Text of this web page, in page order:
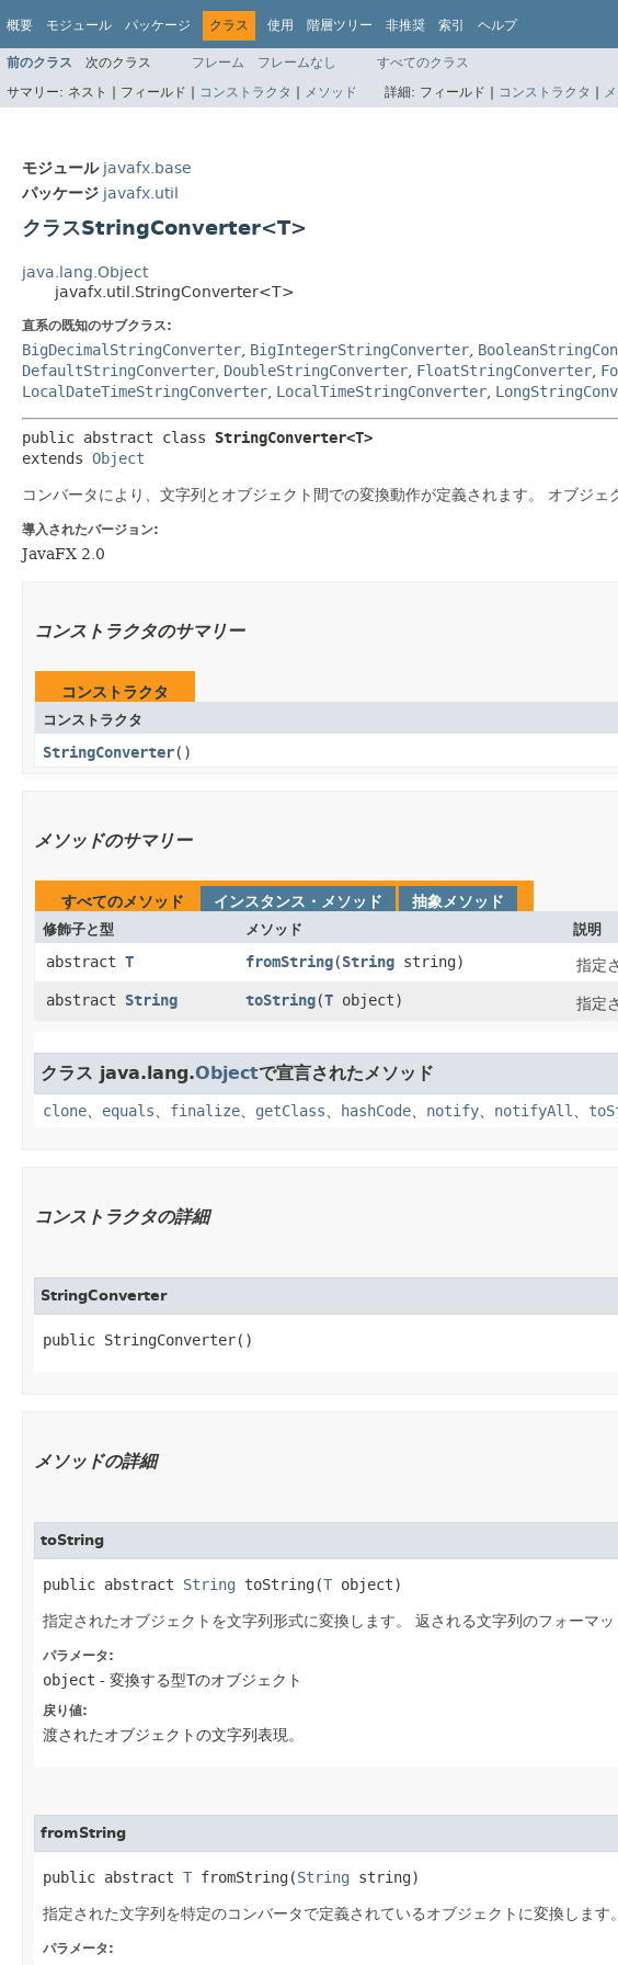
概要 モジュール パッケージ クラス 使用 階層ツリー 非推奨 索引 ヘルプ
前のクラス 次のクラス フレーム フレームなし すべてのクラス
サマリー: ネスト | フィールド | コンストラクタ | メソッド 詳細: フィールド | コンストラクタ |
モジュール javafx.base
パッケージ javafx.util
クラスStringConverter<T>
java.lang.Object
javafx.util.StringConverter<T>
直系の既知のサブクラス:
BigDecimalStringConverter BigIntegerStringConverter
DefaultStringConverter DoubleStringConverter FloatStringConverter
LocalDateTimeStringConverter LocalTimeStringConverter
public abstract class StringConverter<T>
extends Object
コンバータにより、文字列とオブジェクト間での変換動作が定義されます。 オブジェ
導入されたバージョン:
JavaFX 2.0
コンストラクタのサマリー
コンストラクタ
コンストラクタ
StringConverter()
メソッドのサマリー
すべてのメソッド インスタンス・メソッド 抽象メソッド
修飾子と型 メソッド 説明
abstract T fromString​(String string) 指定
abstract String toString​(T object) 指定
クラス java.lang.Objectで宣言されたメソッド
clone、 equals、 finalize、 getClass、 hashCode、 notify、 notifyAll、
コンストラクタの詳細
StringConverter
public StringConverter()
メソッドの詳細
toString
public abstract String toString​(T object)
指定されたオブジェクトを文字列形式に変換します。 返される文字列のフォーマ
パラメータ:
object - 変換する型Tのオブジェクト
戻り値:
渡されたオブジェクトの文字列表現。
fromString
public abstract T fromString​(String string)
指定された文字列を特定のコンバータで定義されているオブジェクトに変換します。
パラメータ: